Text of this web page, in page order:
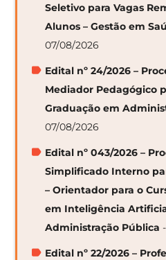
Seletivo para Vagas
Alunos – Gestão em
07/08/2026
Edital nº 24/2026 –
Mediador Pedagógico
Graduação em
07/08/2026
Edital nº 043/2026 –
Simplificado Interno
– Orientador para o
em Inteligência
Administração Pública
Edital nº 22/2026 –